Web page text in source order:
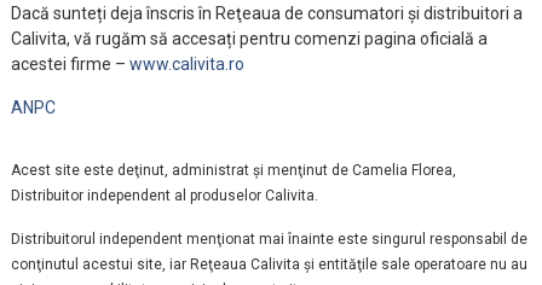
Dacă sunteți deja înscris în Reţeaua de consumatori și distribuitori a
Calivita, vă rugăm să accesați pentru comenzi pagina oficială a
acestei firme – www.calivita.ro
ANPC
Acest site este deţinut, administrat şi menţinut de Camelia Florea,
Distribuitor independent al produselor Calivita.
Distribuitorul independent menţionat mai înainte este singurul responsabil de
conţinutul acestui site, iar Reţeaua Calivita şi entităţile sale operatoare nu au